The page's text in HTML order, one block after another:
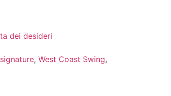
dei desideri
, West Coast Swing,